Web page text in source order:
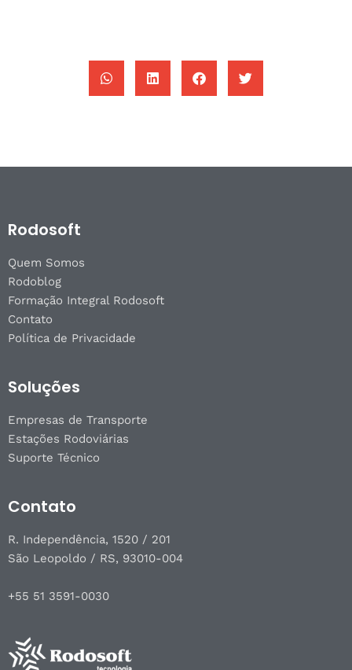
Rodosoft
Quem Somos
Rodoblog
Formação Integral Rodosoft
Contato
Política de Privacidade
Soluções
Empresas de Transporte
Estações Rodoviárias
Suporte Técnico
Contato
R. Independência, 1520 / 201
São Leopoldo / RS, 93010-004
+55 51 3591-0030